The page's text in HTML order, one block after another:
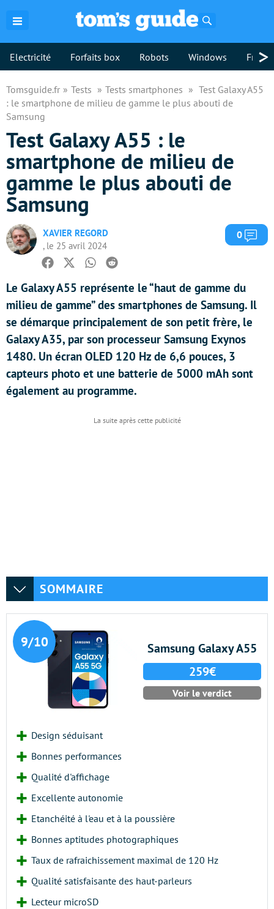
Electricité Forfaits box Robots Windows >
Tomsguide.fr Tests Tests smartphones
Test Galaxy A55
: le smartphone de milieu de gamme le plus abouti de
Samsung
Test Galaxy A55 : le
smartphone de milieu de
gamme le plus abouti de
Samsung
XAVIER REGORD
, le 25 avril 2024
0
Facebook
TwitterWhatsapp
Reddit
Le Galaxy A55 représente le “haut de gamme du
milieu de gamme” des smartphones de Samsung. Il
se démarque principalement de son petit frère, le
Galaxy A35, par son processeur Samsung Exynos
1480. Un écran OLED 120 Hz de 6,6 pouces, 3
capteurs photo et une batterie de 5000 mAh sont
également au programme.
SOMMAIRE
9/10
Samsung Galaxy A55
259€
Voir le verdict
Design séduisant
Bonnes performances
Qualité d'affichage
Excellente autonomie
Etanchéité à l'eau et à la poussière
Bonnes aptitudes photographiques
Taux de rafraichissement maximal de 120 Hz
Qualité satisfaisante des haut-parleurs
Lecteur microSD